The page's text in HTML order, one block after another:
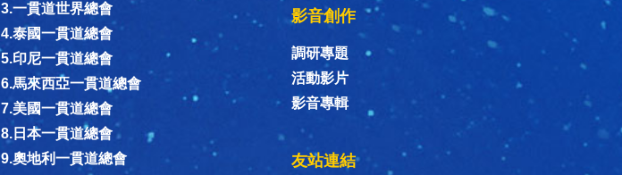
3.一貫道世界總會
4.泰國一貫道總會
5.印尼一貫道總會
6.馬來西亞一貫道總會
7.美國一貫道總會
8.日本一貫道總會
9.奧地利一貫道總會
影音創作
調研專題
活動影片
影音專輯
友站連結